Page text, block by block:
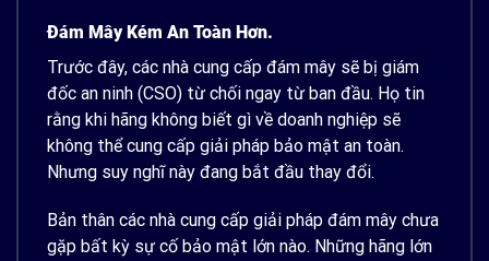
Đám Mây Kém An Toàn Hơn.
Trước đây, các nhà cung cấp đám mây sẽ bị giám
đốc an ninh (CSO) từ chối ngay từ ban đầu. Họ tin
rằng khi hãng không biết gì về doanh nghiệp sẽ
không thể cung cấp giải pháp bảo mật an toàn.
Nhưng suy nghĩ này đang bắt đầu thay đổi.
Bản thân các nhà cung cấp giải pháp đám mây chưa
gặp bất kỳ sự cố bảo mật lớn nào. Những hãng lớn